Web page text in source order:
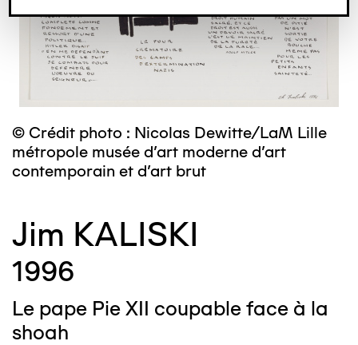
© Crédit photo : Nicolas Dewitte/LaM Lille
métropole musée d’art moderne d’art
contemporain et d’art brut
Jim KALISKI
1996
Le pape Pie XII coupable face à la
shoah